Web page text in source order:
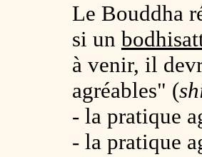
Le Bouddha
si un
à venir, il
agréables" (
- la pratique
- la pratique